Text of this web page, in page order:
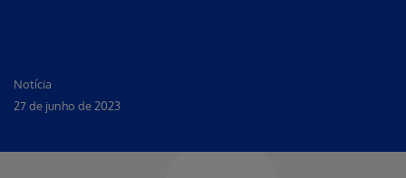
Notícia
27 de junho de 2023